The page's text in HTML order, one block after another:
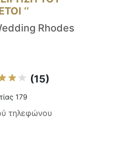
‘’
Rhodes
(15)
179
τηλεφώνου